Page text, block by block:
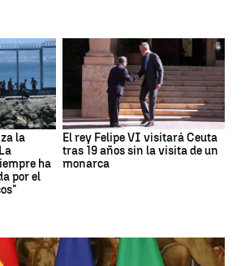
la
ha
por el
El rey Felipe VI visitará Ceuta
tras 19 años sin la visita de un
monarca